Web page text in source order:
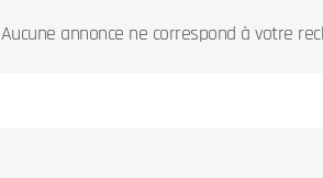
Aucune annonce ne correspond à votre